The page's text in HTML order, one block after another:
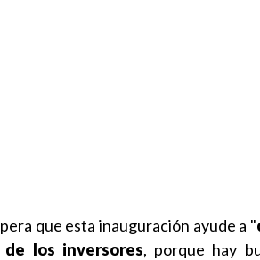
que esta inauguración ayude a "
los inversores, porque hay